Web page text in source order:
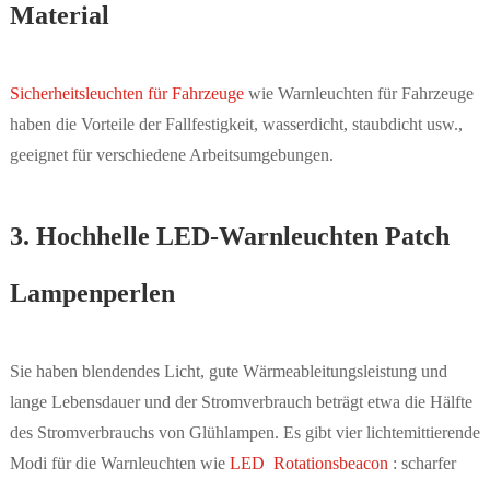
Material
Sicherheitsleuchten für Fahrzeuge wie Warnleuchten für Fahrzeuge
haben die Vorteile der Fallfestigkeit, wasserdicht, staubdicht usw.,
geeignet für verschiedene Arbeitsumgebungen.
3. Hochhelle LED-Warnleuchten Patch
Lampenperlen
Sie haben blendendes Licht, gute Wärmeableitungsleistung und
lange Lebensdauer und der Stromverbrauch beträgt etwa die Hälfte
des Stromverbrauchs von Glühlampen. Es gibt vier lichtemittierende
Modi für die Warnleuchten wie LED Rotationsbeacon : scharfer